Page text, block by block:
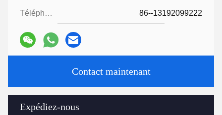
Téléphone: 86--13192099222
Contact maintenant
Expédiez-nous